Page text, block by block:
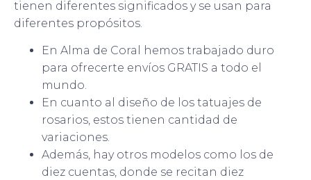
tienen diferentes significados y se usan para
diferentes propósitos.
En Alma de Coral hemos trabajado duro
para ofrecerte envíos GRATIS a todo el
mundo.
En cuanto al diseño de los tatuajes de
rosarios, estos tienen cantidad de
variaciones.
Además, hay otros modelos como los de
diez cuentas, donde se recitan diez